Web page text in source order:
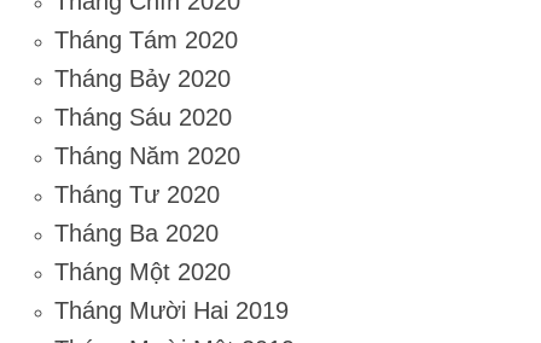
Tháng Tám 2020
Tháng Bảy 2020
Tháng Sáu 2020
Tháng Năm 2020
Tháng Tư 2020
Tháng Ba 2020
Tháng Một 2020
Tháng Mười Hai 2019